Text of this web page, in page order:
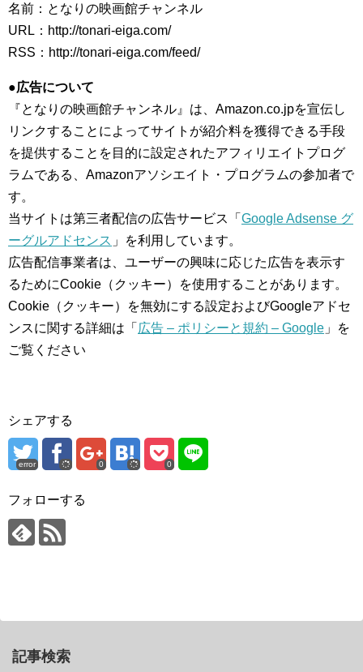
名前：となりの映画館チャンネル
URL：http://tonari-eiga.com/
RSS：http://tonari-eiga.com/feed/
●広告について
『となりの映画館チャンネル』は、Amazon.co.jpを宣伝し
リンクすることによってサイトが紹介料を獲得できる手段
を提供することを目的に設定されたアフィリエイトプログ
ラムである、Amazonアソシエイト・プログラムの参加者で
す。
当サイトは第三者配信の広告サービス「 Google Adsense グ
ーグルアドセンス 」を利用しています。
広告配信事業者は、ユーザーの興味に応じた広告を表示す
るためにCookie（クッキー）を使用することがあります。
Cookie（クッキー）を無効にする設定およびGoogleアドセ
ンスに関する詳細は「 広告 – ポリシーと規約 – Google 」を
ご覧ください
シェアする
error 0 0
フォローする
記事検索